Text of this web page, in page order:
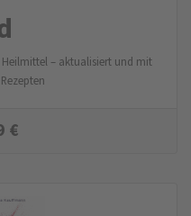
Heilmittel – aktualisiert und mit
€